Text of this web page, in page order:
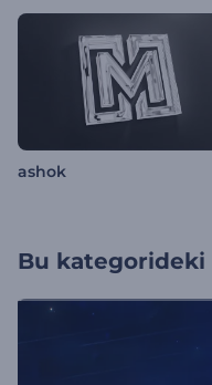
ashok
Bu kategorideki